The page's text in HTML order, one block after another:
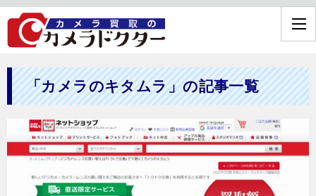
「カメラのキタムラ」の記事一覧